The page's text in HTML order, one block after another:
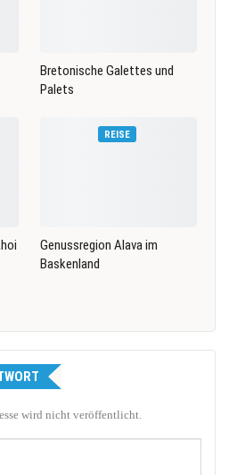
Bretonische Galettes und
Palets
REISE
Genussregion Alava im
Baskenland
wird nicht veröffentlicht.